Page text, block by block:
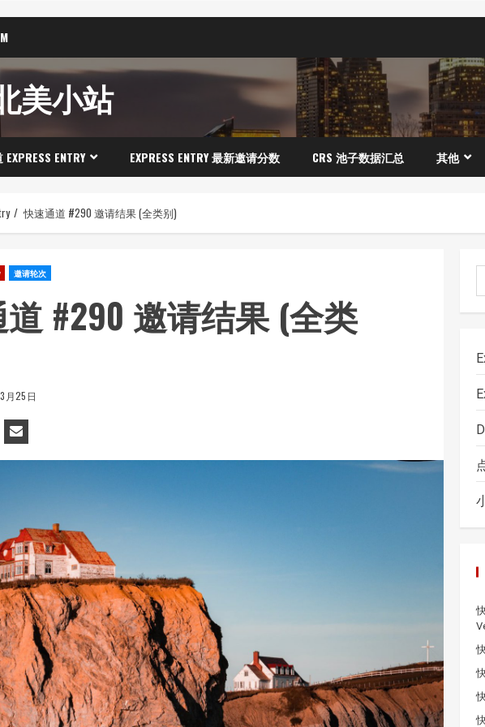
美小站
ENTRY EXPRESS ENTRY 最新邀请分数 CRS 池子数据汇总 其他
快速通道 #290 邀请结果 (全类别)
邀请轮次
#290 邀请结果 (全类
月25日